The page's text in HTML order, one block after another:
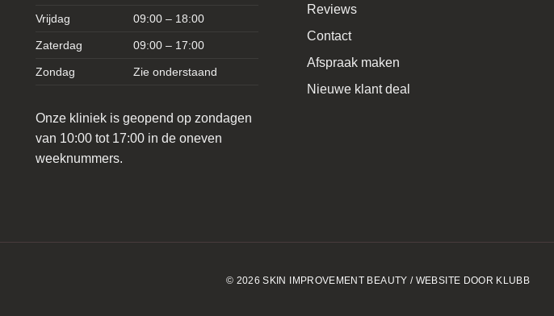
Vrijdag 09:00 – 18:00
Zaterdag 09:00 – 17:00
Zondag Zie onderstaand
Onze kliniek is geopend op zondagen
van 10:00 tot 17:00 in de oneven
weeknummers.
Reviews
Contact
Afspraak maken
Nieuwe klant deal
© 2026 SKIN IMPROVEMENT BEAUTY / WEBSITE DOOR KLUBB